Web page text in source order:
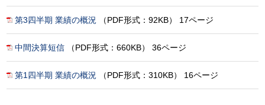
第3四半期 業績の概況 （PDF形式：92KB） 17ページ
中間決算短信 （PDF形式：660KB） 36ページ
第1四半期 業績の概況 （PDF形式：310KB） 16ページ